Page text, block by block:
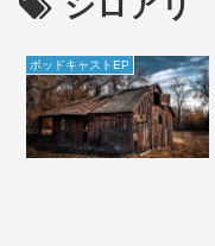
ポッドキャストEP